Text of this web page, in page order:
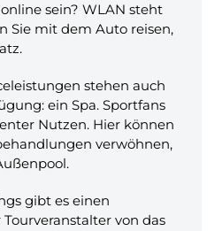
sein? WLAN steht
Sie mit dem Auto reisen,
stehen auch
ein Spa. Sportfans
Nutzen. Hier können
verwöhnen,
gibt es einen
von das